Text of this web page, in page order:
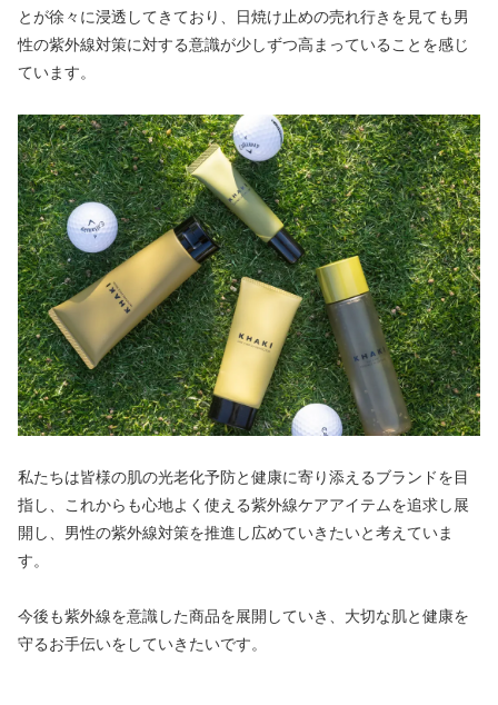
とが徐々に浸透してきており、日焼け止めの売れ行きを見ても男
性の紫外線対策に対する意識が少しずつ高まっていることを感じ
ています。
私たちは皆様の肌の光老化予防と健康に寄り添えるブランドを目
指し、これからも心地よく使える紫外線ケアアイテムを追求し展
開し、男性の紫外線対策を推進し広めていきたいと考えていま
す。
今後も紫外線を意識した商品を展開していき、大切な肌と健康を
守るお手伝いをしていきたいです。